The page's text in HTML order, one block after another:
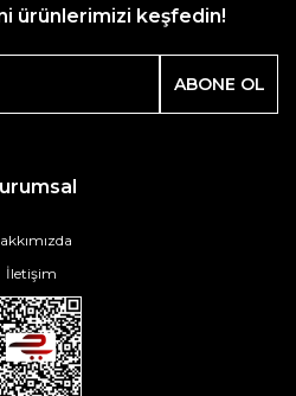
ürünlerimizi keşfedin!
ABONE OL
İletişim